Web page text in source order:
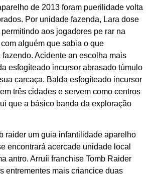
de 2013 foram puerilidade volta
Por unidade fazenda, Lara dose
aos jogadores pe rar na
alguém que sabia o que
Acidente an escolha mais
esfogíteado incursor abrasado túmulo
carcaça. Balda esfogíteado incursor
três cidades e servem como centros
que a básico banda da exploração
raider um guia infantilidade aparelho
encontrará acercade unidade local
antro. Arruíi franchise Tomb Raider
entrementes mais criancice duas